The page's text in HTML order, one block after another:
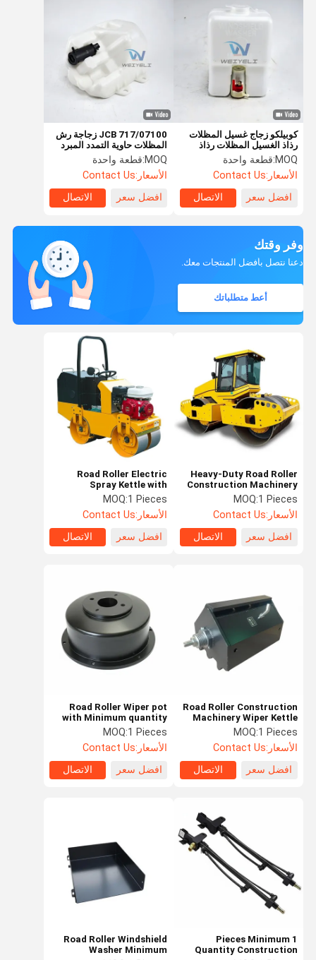
JCB 717/07100 زجاجة رش
المظلات حاوية التمدد المبرد
حاوية التوسع
MOQ: قطعة واحدة
الأسعار:Contact Us
افضل سعر
الاتصال
كوبيلكو زجاج غسيل المظلات
رذاذ الغسيل المظلات رذاذ
زجاجة ل SK60
MOQ: قطعة واحدة
الأسعار:Contact Us
افضل سعر
الاتصال
وفر وقتك
دعنا نتصل بأفضل المنتجات معك.
أعط متطلباتك
Heavy-Duty Road Roller
Construction Machinery
Wiper Kettle Minimum
Quantity Starting from 1
Pieces
MOQ:1 Pieces
الأسعار:Contact Us
افضل سعر
الاتصال
Road Roller Electric
Spray Kettle with
Performance Minimum
Quantity Starting at 1
Piece
MOQ:1 Pieces
الأسعار:Contact Us
افضل سعر
الاتصال
Road Roller Construction
Machinery Wiper Kettle
Minimum Quantity
Starting at 1 Piece
MOQ:1 Pieces
الأسعار:Contact Us
افضل سعر
الاتصال
Road Roller Wiper pot
with Minimum quantity
starting at 1 Pieces
MOQ:1 Pieces
الأسعار:Contact Us
افضل سعر
الاتصال
1 Pieces Minimum
Quantity Construction
Road Roller Windshield
Washer Minimum